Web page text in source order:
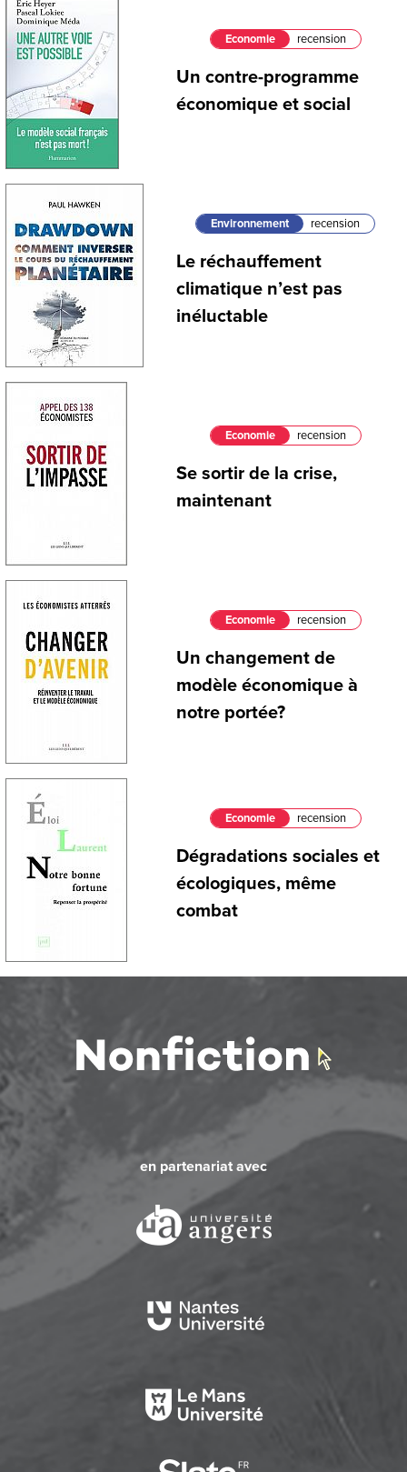
Economie recension
Un contre-programme
économique et social
Environnement recension
Le réchauffement
climatique n’est pas
inéluctable
Economie recension
Se sortir de la crise,
maintenant
Economie recension
Un changement de
modèle économique à
notre portée?
Economie recension
Dégradations sociales et
écologiques, même
combat
en partenariat avec